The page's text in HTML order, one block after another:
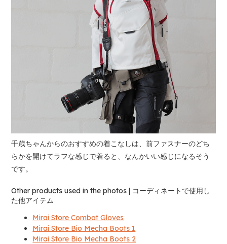
千歳ちゃんからのおすすめの着こなしは、前ファスナーのどち
らかを開けてラフな感じで着ると、なんかいい感じになるそう
です。
Other products used in the photos | コーディネートで使用し
た他アイテム
Mirai Store Combat Gloves
Mirai Store Bio Mecha Boots 1
Mirai Store Bio Mecha Boots 2